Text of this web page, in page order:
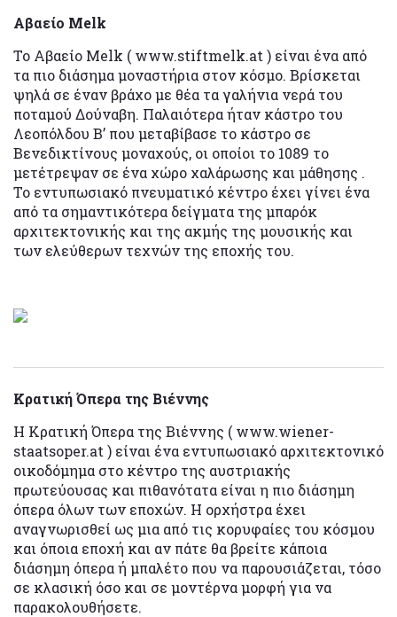
Αβαείο Melk
Το Αβαείο Melk ( www.stiftmelk.at ) είναι ένα από
τα πιο διάσημα μοναστήρια στον κόσμο. Βρίσκεται
ψηλά σε έναν βράχο με θέα τα γαλήνια νερά του
ποταμού Δούναβη. Παλαιότερα ήταν κάστρο του
Λεοπόλδου Β’ που μεταβίβασε το κάστρο σε
Βενεδικτίνους μοναχούς, οι οποίοι το 1089 το
μετέτρεψαν σε ένα χώρο χαλάρωσης και μάθησης .
Το εντυπωσιακό πνευματικό κέντρο έχει γίνει ένα
από τα σημαντικότερα δείγματα της μπαρόκ
αρχιτεκτονικής και της ακμής της μουσικής και
των ελεύθερων τεχνών της εποχής του.
Κρατική Όπερα της Βιέννης
Η Κρατική Όπερα της Βιέννης ( www.wiener-
staatsoper.at ) είναι ένα εντυπωσιακό αρχιτεκτονικό
οικοδόμημα στο κέντρο της αυστριακής
πρωτεύουσας και πιθανότατα είναι η πιο διάσημη
όπερα όλων των εποχών. Η ορχήστρα έχει
αναγνωρισθεί ως μια από τις κορυφαίες του κόσμου
και όποια εποχή και αν πάτε θα βρείτε κάποια
διάσημη όπερα ή μπαλέτο που να παρουσιάζεται, τόσο
σε κλασική όσο και σε μοντέρνα μορφή για να
παρακολουθήσετε.